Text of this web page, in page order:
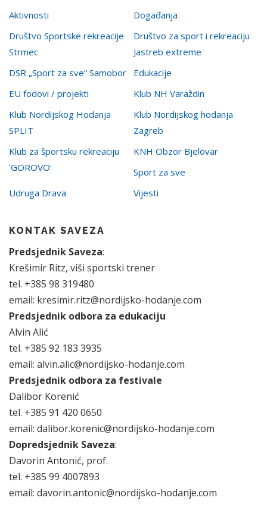
Aktivnosti
Događanja
Društvo Sportske rekreacije
Strmec
Društvo za sport i rekreaciju
Jastreb extreme
DSR „Sport za sve“ Samobor
Edukacije
EU fodovi / projekti
Klub NH Varaždin
Klub Nordijskog Hodanja
SPLIT
Klub Nordijskog hodanja
Zagreb
Klub za športsku rekreaciju
'GOROVO'
KNH Obzor Bjelovar
Sport za sve
Udruga Drava
Vijesti
KONTAK SAVEZA
Predsjednik Saveza:
Krešimir Ritz, viši sportski trener
tel. +385 98 319480
email: kresimir.ritz@nordijsko-hodanje.com
Predsjednik odbora za edukaciju
Alvin Alić
tel. +385 92 183 3935
email: alvin.alic@nordijsko-hodanje.com
Predsjednik odbora za festivale
Dalibor Korenić
tel. +385 91 420 0650
email: dalibor.korenic@nordijsko-hodanje.com
Dopredsjednik Saveza:
Davorin Antonić, prof.
tel. +385 99 4007893
email: davorin.antonic@nordijsko-hodanje.com